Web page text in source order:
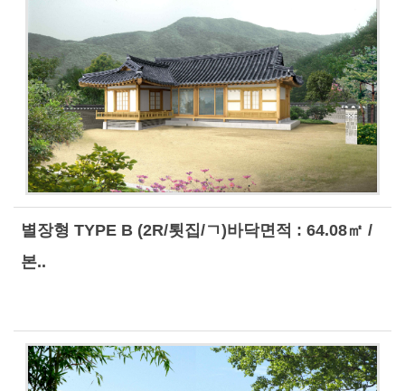
별장형 TYPE B (2R/툇집/ㄱ)바닥면적 : 64.08㎡ /
본..